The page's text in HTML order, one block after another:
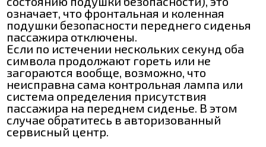
означает, что фронтальная и коленная
подушки безопасности переднего сиденья
пассажира отключены.
Если по истечении нескольких секунд оба
символа продолжают гореть или не
загораются вообще, возможно, что
неисправна сама контрольная лампа или
система определения присутствия
пассажира на переднем сиденье. В этом
случае обратитесь в авторизованный
сервисный центр.